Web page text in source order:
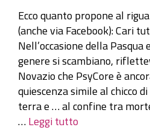
Ecco quanto propone al
(anche via Facebook): Cari
Nell’occasione della Pasqua
genere si scambiano,
Novazio che PsyCore è
quiescenza simile al chicco
terra e … al confine tra
…Leggi tutto